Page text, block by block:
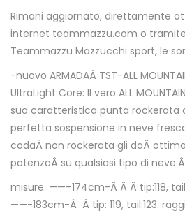
Rimani aggiornato, direttamente
internet teammazzu.com o
Teammazzu Mazzucchi sport, le
-nuovo ARMADAÂ TST-ALL
UltraLight Core: Il vero ALL
sua caratteristica punta rockerata
perfetta sospensione in neve
codaÂ non rockerata gli daÂ
potenzaÂ su qualsiasi tipo di neve.Â
misure: ——–174cm-Â Â Â tip:118,
——-183cm-Â Â tip: 119, tail:123.